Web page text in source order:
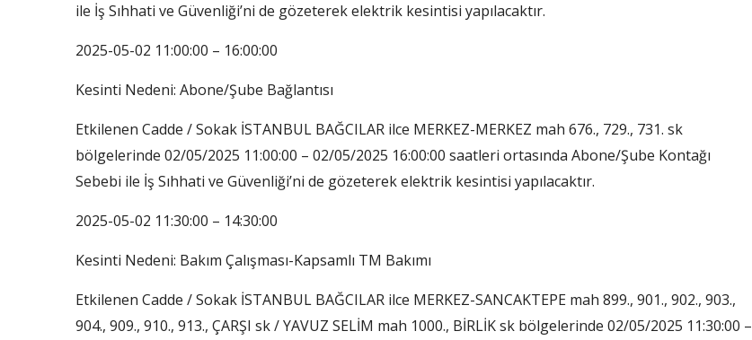
ile İş Sıhhati ve Güvenliği’ni de gözeterek elektrik kesintisi yapılacaktır.
2025-05-02 11:00:00 – 16:00:00
Kesinti Nedeni: Abone/Şube Bağlantısı
Etkilenen Cadde / Sokak İSTANBUL BAĞCILAR ilce MERKEZ-MERKEZ mah 676., 729., 731. sk
bölgelerinde 02/05/2025 11:00:00 – 02/05/2025 16:00:00 saatleri ortasında Abone/Şube Kontağı
Sebebi ile İş Sıhhati ve Güvenliği’ni de gözeterek elektrik kesintisi yapılacaktır.
2025-05-02 11:30:00 – 14:30:00
Kesinti Nedeni: Bakım Çalışması-Kapsamlı TM Bakımı
Etkilenen Cadde / Sokak İSTANBUL BAĞCILAR ilce MERKEZ-SANCAKTEPE mah 899., 901., 902., 903.,
904., 909., 910., 913., ÇARŞI sk / YAVUZ SELİM mah 1000., BİRLİK sk bölgelerinde 02/05/2025 11:30:00 –